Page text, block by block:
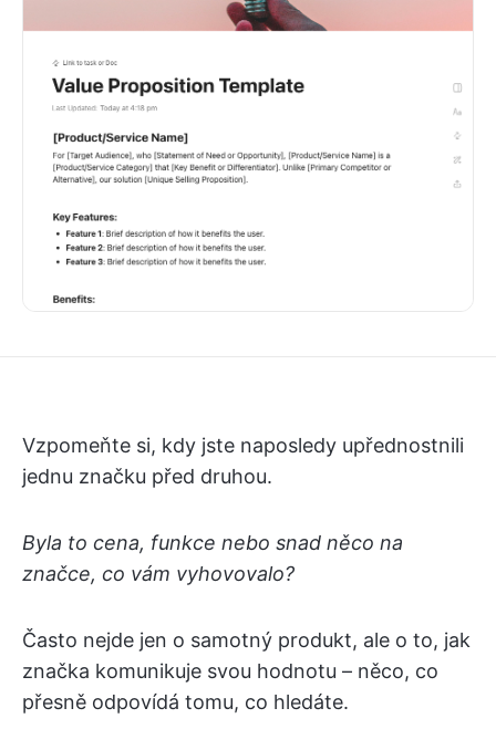
Vzpomeňte si, kdy jste naposledy upřednostnili
jednu značku před druhou.
Byla to cena, funkce nebo snad něco na
značce, co vám vyhovovalo?
Často nejde jen o samotný produkt, ale o to, jak
značka komunikuje svou hodnotu – něco, co
přesně odpovídá tomu, co hledáte.